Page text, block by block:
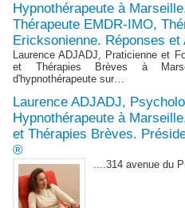
Hypnothérapeute à
Thérapeute EMDR-IMO,
Ericksonienne. Réponses et
Laurence ADJADJ, Praticienne et
et Thérapies Brèves à
d'hypnothérapeute sur…
Laurence ADJADJ,
Hypnothérapeute à
et Thérapies Brèves.
®
....314 avenue du